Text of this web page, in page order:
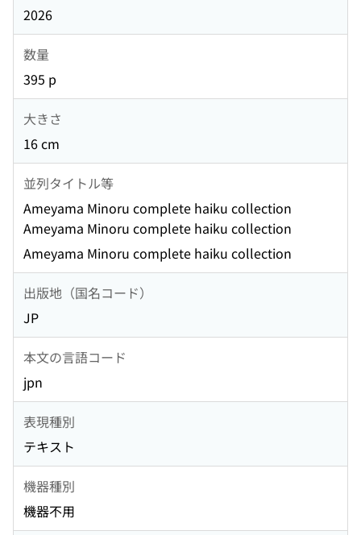
2026
数量
395 p
大きさ
16 cm
並列タイトル等
Ameyama Minoru complete haiku collection
Ameyama Minoru complete haiku collection
Ameyama Minoru complete haiku collection
出版地（国名コード）
JP
本文の言語コード
jpn
表現種別
テキスト
機器種別
機器不用